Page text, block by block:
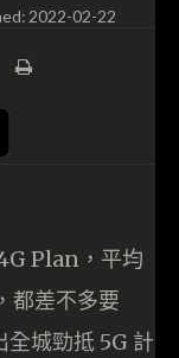
2022-02-22
Plan，平均
都差不多要
城勁抵 5G 計